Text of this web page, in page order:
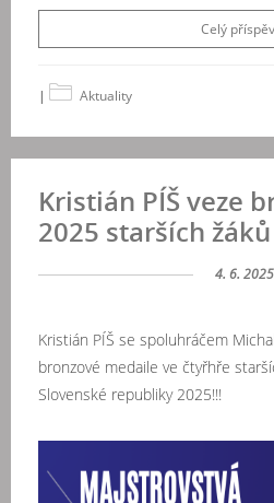
Celý
| Aktuality
Kristián PÍŠ veze
2025 starších žáků
4. 6. 2025
Kristián PÍŠ se spoluhráčem
bronzové medaile ve čtyřhře
Slovenské republiky 2025!!!